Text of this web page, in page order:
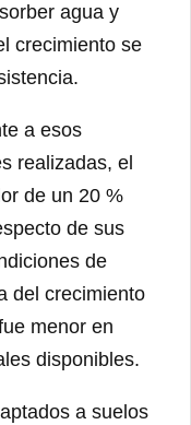
agua y
crecimiento se
a esos
realizadas, el
de un 20 %
de sus
de
del crecimiento
menor en
disponibles.
a suelos